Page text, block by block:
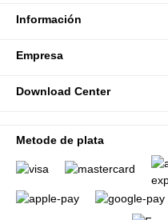
Información
Empresa
Download Center
Metode de plata